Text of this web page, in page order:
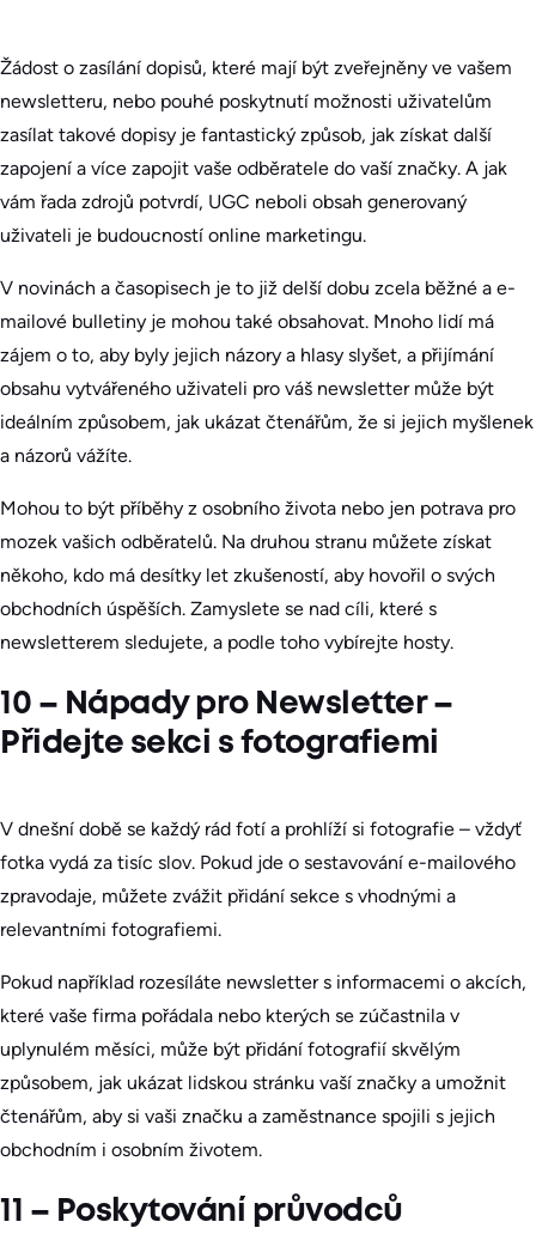
Žádost o zasílání dopisů, které mají být zveřejněny ve vašem
newsletteru, nebo pouhé poskytnutí možnosti uživatelům
zasílat takové dopisy je fantastický způsob, jak získat další
zapojení a více zapojit vaše odběratele do vaší značky. A jak
vám řada zdrojů potvrdí, UGC neboli obsah generovaný
uživateli je budoucností online marketingu.
V novinách a časopisech je to již delší dobu zcela běžné a e-
mailové bulletiny je mohou také obsahovat. Mnoho lidí má
zájem o to, aby byly jejich názory a hlasy slyšet, a přijímání
obsahu vytvářeného uživateli pro váš newsletter může být
ideálním způsobem, jak ukázat čtenářům, že si jejich myšlenek
a názorů vážíte.
Mohou to být příběhy z osobního života nebo jen potrava pro
mozek vašich odběratelů. Na druhou stranu můžete získat
někoho, kdo má desítky let zkušeností, aby hovořil o svých
obchodních úspěších. Zamyslete se nad cíli, které s
newsletterem sledujete, a podle toho vybírejte hosty.
10 – Nápady pro Newsletter –
Přidejte sekci s fotografiemi
V dnešní době se každý rád fotí a prohlíží si fotografie – vždyť
fotka vydá za tisíc slov. Pokud jde o sestavování e-mailového
zpravodaje, můžete zvážit přidání sekce s vhodnými a
relevantními fotografiemi.
Pokud například rozesíláte newsletter s informacemi o akcích,
které vaše firma pořádala nebo kterých se zúčastnila v
uplynulém měsíci, může být přidání fotografií skvělým
způsobem, jak ukázat lidskou stránku vaší značky a umožnit
čtenářům, aby si vaši značku a zaměstnance spojili s jejich
obchodním i osobním životem.
11 – Poskytování průvodců